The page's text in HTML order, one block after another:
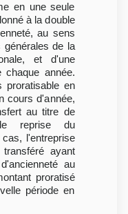
en une seule
à la double
au sens
générales de la
et d'une
chaque année.
proratisable en
cours d'année,
au titre de
reprise du
l'entreprise
ayant
au
proratisé
période en